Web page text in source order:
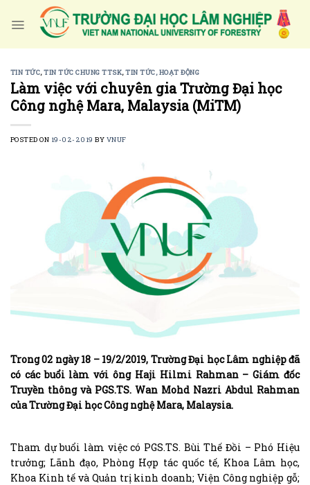
TIN TỨC,TIN TỨC CHUNG TTSK,TIN TỨC, HOẠT ĐỘNG
Làm việc với chuyên gia Trường Đại học
Công nghệ Mara, Malaysia (MiTM)
POSTED ON 19-02-2019 BY VNUF
Trong 02 ngày 18 – 19/2/2019, Trường Đại học Lâm nghiệp đã
có các buổi làm với ông Haji Hilmi Rahman – Giám đốc
Truyền thông và PGS.TS. Wan Mohd Nazri Abdul Rahman
của Trường Đại học Công nghệ Mara, Malaysia.
Tham dự buổi làm việc có PGS.TS. Bùi Thế Đồi – Phó Hiệu
trưởng; Lãnh đạo, Phòng Hợp tác quốc tế, Khoa Lâm học,
Khoa Kinh tế và Quản trị kinh doanh; Viện Công nghiệp gỗ;